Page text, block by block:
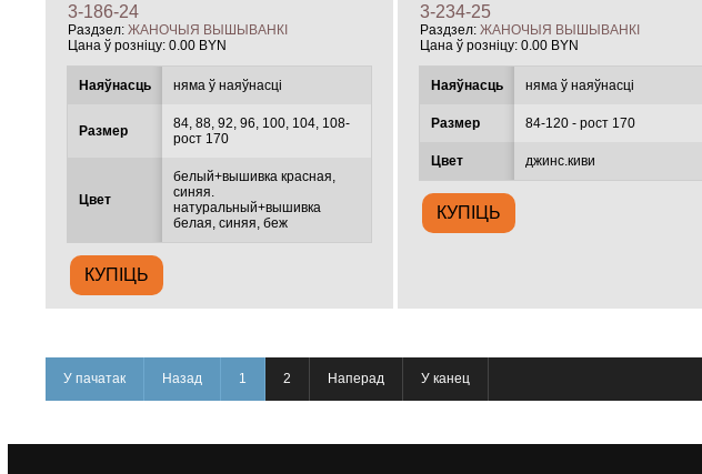
3-186-24
Раздзел: ЖАНОЧЫЯ ВЫШЫВАНКІ
Цана ў розніцу: 0.00 BYN
Наяўнасць няма ў наяўнасці
Размер
84, 88, 92, 96, 100, 104, 108-
рост 170
Цвет
белый+вышивка красная,
синяя.
натуральный+вышивка
белая, синяя, беж
3-234-25
Раздзел:ЖАНОЧЫЯ ВЫШЫВАНКІ
Цана ў розніцу:0.00 BYN
Наяўнасць няма ў наяўнасці
Размер 84-120 - рост 170
Цвет джинс.киви
У пачатак Назад 1 2 Наперад У канец